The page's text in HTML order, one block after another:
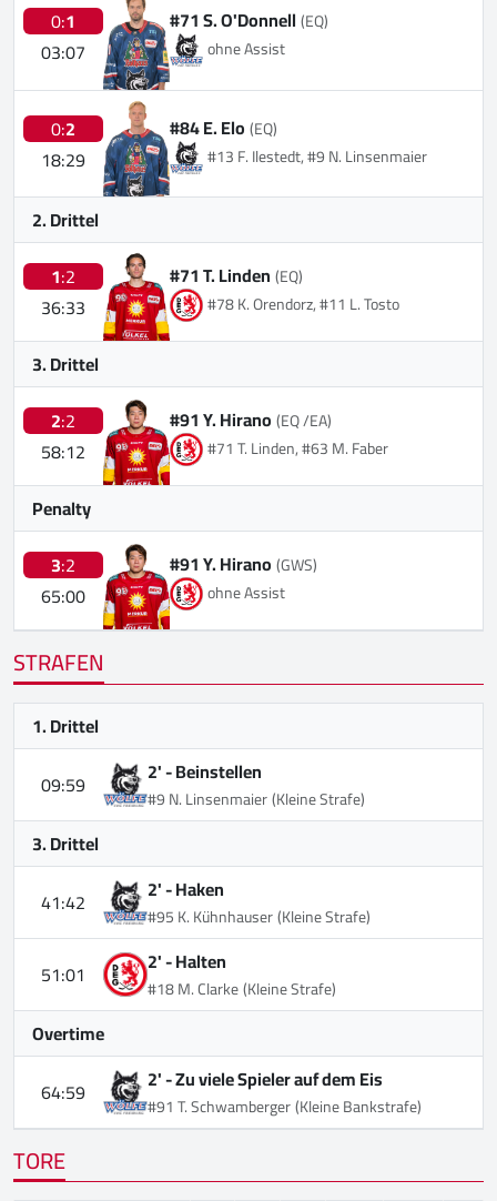
0:1
03:07
#71 S. O'Donnell(EQ)
ohne Assist
0:2
18:29
#84 E. Elo(EQ)
#13 F. Ilestedt, #9 N. Linsenmaier
2. Drittel
1:2
36:33
#71 T. Linden(EQ)
#78 K. Orendorz, #11 L. Tosto
3. Drittel
2:2
58:12
#91 Y. Hirano(EQ /EA)
#71 T. Linden, #63 M. Faber
Penalty
3:2
65:00
#91 Y. Hirano(GWS)
ohne Assist
STRAFEN
1. Drittel
09:59
2' -Beinstellen
#9 N. Linsenmaier(Kleine Strafe)
3. Drittel
41:42
2' -Haken
#95 K. Kühnhauser(Kleine Strafe)
51:01 2' -Halten
#18 M. Clarke(Kleine Strafe)
Overtime
64:59
2' -Zu viele Spieler auf dem Eis
#91 T. Schwamberger(Kleine Bankstrafe)
TORE